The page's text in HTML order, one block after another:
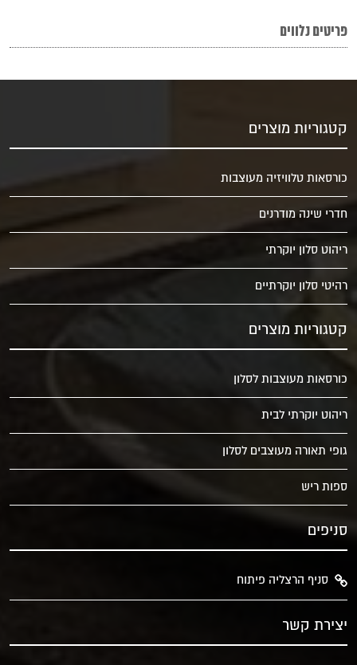
פריטים נלווים
קטגוריות מוצרים
כורסאות טלוויזיה מעוצבות
חדרי שינה מודרנים
ריהוט סלון יוקרתי
רהיטי סלון יוקרתיים
קטגוריות מוצרים
כורסאות מעוצבות לסלון
ריהוט יוקרתי לבית
גופי תאורה מעוצבים לסלון
ספות ריש
סניפים
סניף הרצליה פיתוח
יצירת קשר